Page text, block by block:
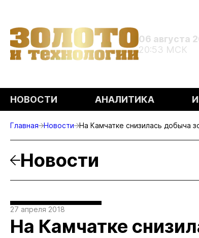
06 августа
20:53 МСК
НОВОСТИ АНАЛИТИКА
Главная Новости На Камчатке снизилась добыча
Новости
27 апреля 2018
На Камчатке